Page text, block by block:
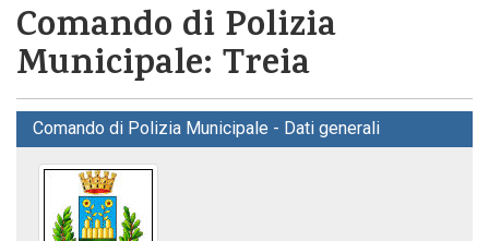
Comando di Polizia
Municipale: Treia
Comando di Polizia Municipale - Dati generali